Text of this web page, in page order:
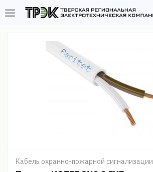
Кабель охранно-пожарной сигнализации